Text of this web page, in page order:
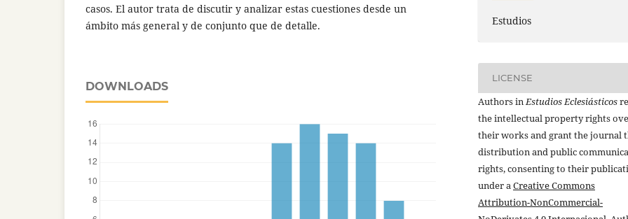
casos. El autor trata de discutir y analizar estas cuestiones desde un
ámbito más general y de conjunto que de detalle.
DOWNLOADS
Estudios
LICENSE
Authors inEstudios Eclesiásticos
the intellectual property rights
their works and grant the journal
distribution and public
rights, consenting to their
under aCreative Commons
Attribution-NonCommercial-